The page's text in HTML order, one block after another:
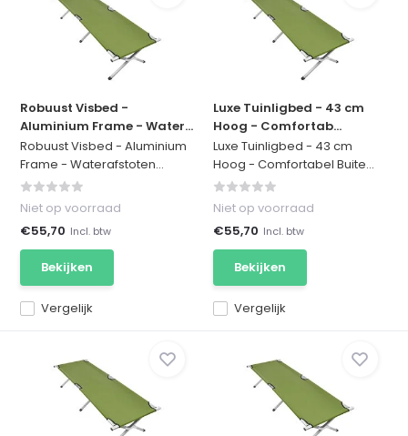
Robuust Visbed -
Aluminium Frame - Water...
Robuust Visbed - Aluminium
Frame - Waterafstoten...
Vergelijk
Niet op voorraad
€55,70 Incl. btw
Bekijken
Luxe Tuinligbed - 43 cm
Hoog - Comfortab...
Luxe Tuinligbed - 43 cm
Hoog - Comfortabel Buite...
Vergelijk
Niet op voorraad
€55,70 Incl. btw
Bekijken